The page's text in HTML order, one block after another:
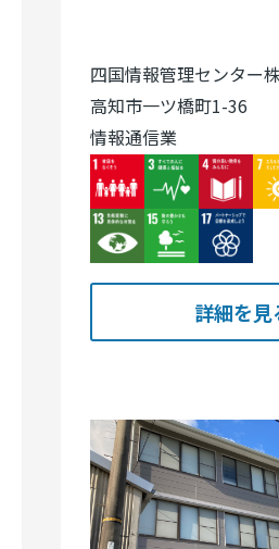
ImageImage Image
Image ImageImage
詳細を見